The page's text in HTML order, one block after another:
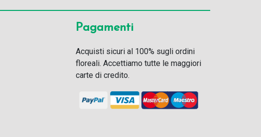
Pagamenti
Acquisti sicuri al 100% sugli ordini
floreali. Accettiamo tutte le maggiori
carte di credito.